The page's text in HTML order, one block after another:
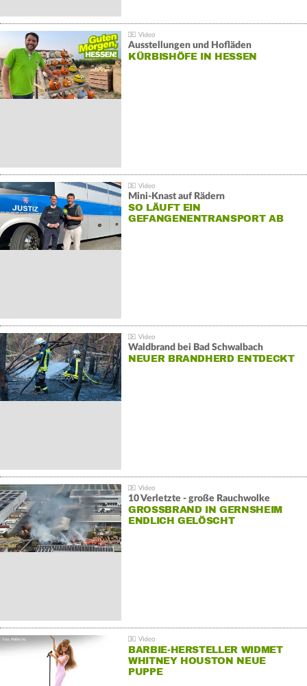
Ausstellungen und Hofläden
KÜRBISHÖFE IN HESSEN
Mini-Knast auf Rädern
SO LÄUFT EIN
GEFANGENENTRANSPORT AB
Waldbrand bei Bad Schwalbach
NEUER BRANDHERD ENTDECKT
10 Verletzte - große Rauchwolke
GROSSBRAND IN GERNSHEIM E
NDLICH GELÖSCHT
BARBIE-HERSTELLER WIDMET
WHITNEY HOUSTON NEUE
PUPPE